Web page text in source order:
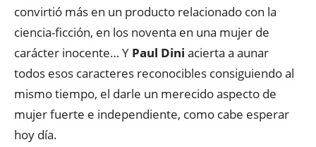
convirtió más en un producto relacionado con la
ciencia-ficción, en los noventa en una mujer de
carácter inocente… Y Paul Dini acierta a aunar
todos esos caracteres reconocibles consiguiendo al
mismo tiempo, el darle un merecido aspecto de
mujer fuerte e independiente, como cabe esperar
hoy día.